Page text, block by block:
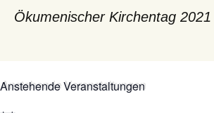
Ökumenischer Kirchentag 2021
Anstehende Veranstaltungen